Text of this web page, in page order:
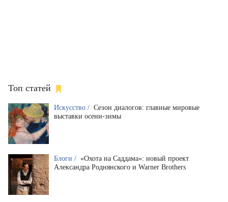
Топ статей
Искусство / Сезон диалогов: главные мировые
выставки осени-зимы
Блоги / «Охота на Саддама»: новый проект
Александра Роднянского и Warner Brothers